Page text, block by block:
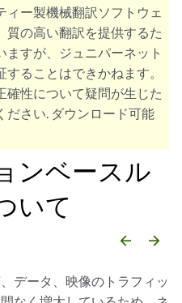
ィー製機械翻訳ソフトウェ
質の高い翻訳を提供するた
すが、ジュニパーネット
ることはできかねます。
確性について疑問が生じた
ださい. ダウンロード可能
ンベースル
いて
arrow_backward arrow_forward
データ、映像のトラフィッ